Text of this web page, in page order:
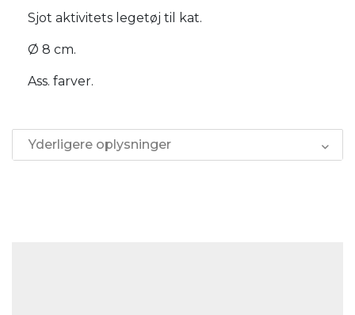
Sjot aktivitets legetøj til kat.
Ø 8 cm.
Ass. farver.
Yderligere oplysninger